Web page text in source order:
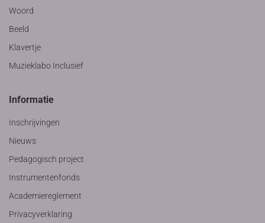
Woord
Beeld
Klavertje
Muzieklabo Inclusief
Informatie
Inschrijvingen
Nieuws
Pedagogisch project
Instrumentenfonds
Academiereglement
Privacyverklaring